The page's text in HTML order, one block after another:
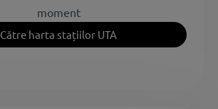
moment
Către harta stațiilor UTA